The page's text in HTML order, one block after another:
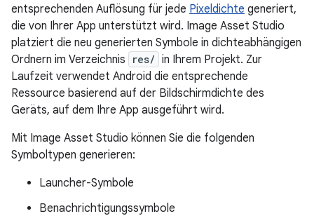
entsprechenden Auflösung für jede Pixeldichte generiert,
die von Ihrer App unterstützt wird. Image Asset Studio
platziert die neu generierten Symbole in dichteabhängigen
Ordnern im Verzeichnis
res/ in Ihrem Projekt. Zur
Laufzeit verwendet Android die entsprechende
Ressource basierend auf der Bildschirmdichte des
Geräts, auf dem Ihre App ausgeführt wird.
Mit Image Asset Studio können Sie die folgenden
Symboltypen generieren:
Launcher-Symbole
Benachrichtigungssymbole